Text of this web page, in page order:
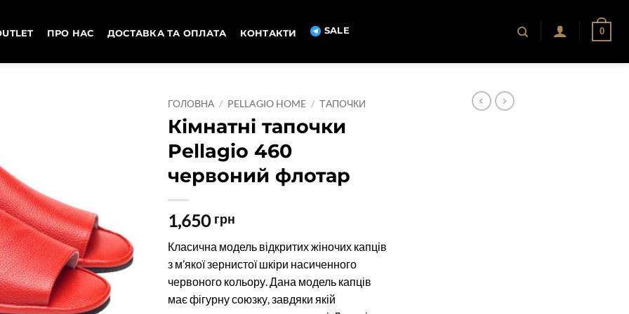
ПРО НАС ДОСТАВКА ТА ОПЛАТА КОНТАКТИ SALE 0
ГОЛОВНА / PELLAGIO HOME / ТАПОЧКИ
Кімнатні тапочки
Pellagio 460
червоний флотар
1,650 грн
Класична модель відкритих жіночих капців
з м’якої зернистої шкіри насиченного
червоного кольору. Дана модель капців
має фігурну союзку, завдяки якій